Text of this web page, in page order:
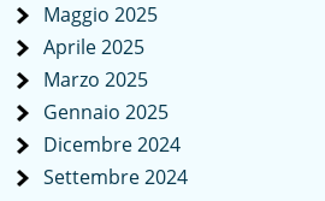
Maggio 2025
Aprile 2025
Marzo 2025
Gennaio 2025
Dicembre 2024
Settembre 2024